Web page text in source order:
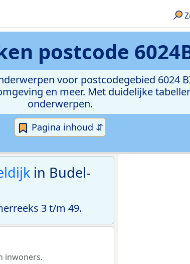
postcode
voor postcodegebied 6024
en meer. Met duidelijke
onderwerpen.
Pagina inhoud ⇵
in Budel-
3 t/m 49.
inwoners.